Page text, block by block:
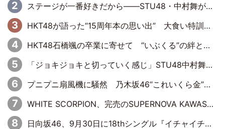
ステージが一番好きだから――STU48・中村舞が描く“これからの私”
HKT48が語った“15周年本の思い出” 大食い特訓・守護霊企画・制服グラビア…盛りだくさんの裏話
HKT48石橋颯の卒業に寄せて “いぶくる”の絆と後輩・龍頭綺音の決意
「ジョキジョキと切っていく感じ」STU48中村舞、新しい挑戦は自らの手で
プニプニ扇風機に騒然 乃木坂46“これいくら金”延長中は今回もわちゃわちゃ全開
WHITE SCORPION、完売のSUPERNOVA KAWASAKIで沸いた“着席型LIVE” 『BASE Live #16』昼公演リポート
日向坂46、9月30日に18thシングル『イチャイチャ虫』の発売決定！ フォーメーションは『日向坂で会いましょう』にて発表